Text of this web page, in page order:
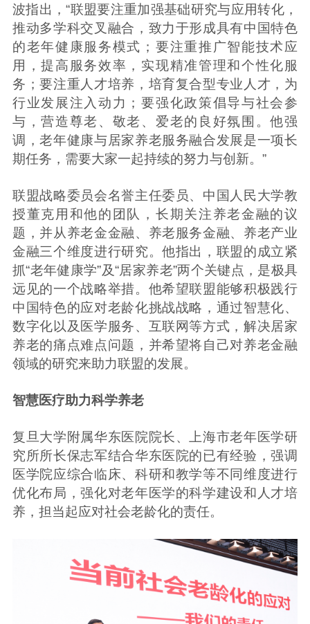
波指出，“联盟要注重加强基础研究与应用转化，
推动多学科交叉融合，致力于形成具有中国特色
的老年健康服务模式；要注重推广智能技术应
用，提高服务效率，实现精准管理和个性化服
务；要注重人才培养，培育复合型专业人才，为
行业发展注入动力；要强化政策倡导与社会参
与，营造尊老、敬老、爱老的良好氛围。他强
调，老年健康与居家养老服务融合发展是一项长
期任务，需要大家一起持续的努力与创新。”
联盟战略委员会名誉主任委员、中国人民大学教
授董克用和他的团队，长期关注养老金融的议
题，并从养老金金融、养老服务金融、养老产业
金融三个维度进行研究。他指出，联盟的成立紧
抓“老年健康学”及“居家养老”两个关键点，是极具
远见的一个战略举措。他希望联盟能够积极践行
中国特色的应对老龄化挑战战略，通过智慧化、
数字化以及医学服务、互联网等方式，解决居家
养老的痛点难点问题，并希望将自己对养老金融
领域的研究来助力联盟的发展。
智慧医疗助力科学养老
复旦大学附属华东医院院长、上海市老年医学研
究所所长保志军结合华东医院的已有经验，强调
医学院应综合临床、科研和教学等不同维度进行
优化布局，强化对老年医学的科学建设和人才培
养，担当起应对社会老龄化的责任。